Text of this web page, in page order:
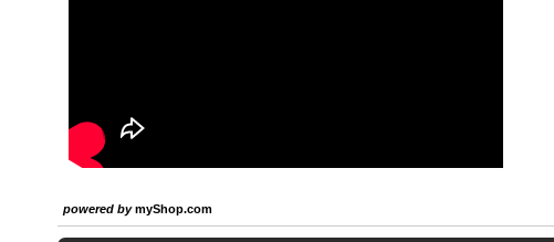
powered bymyShop.com